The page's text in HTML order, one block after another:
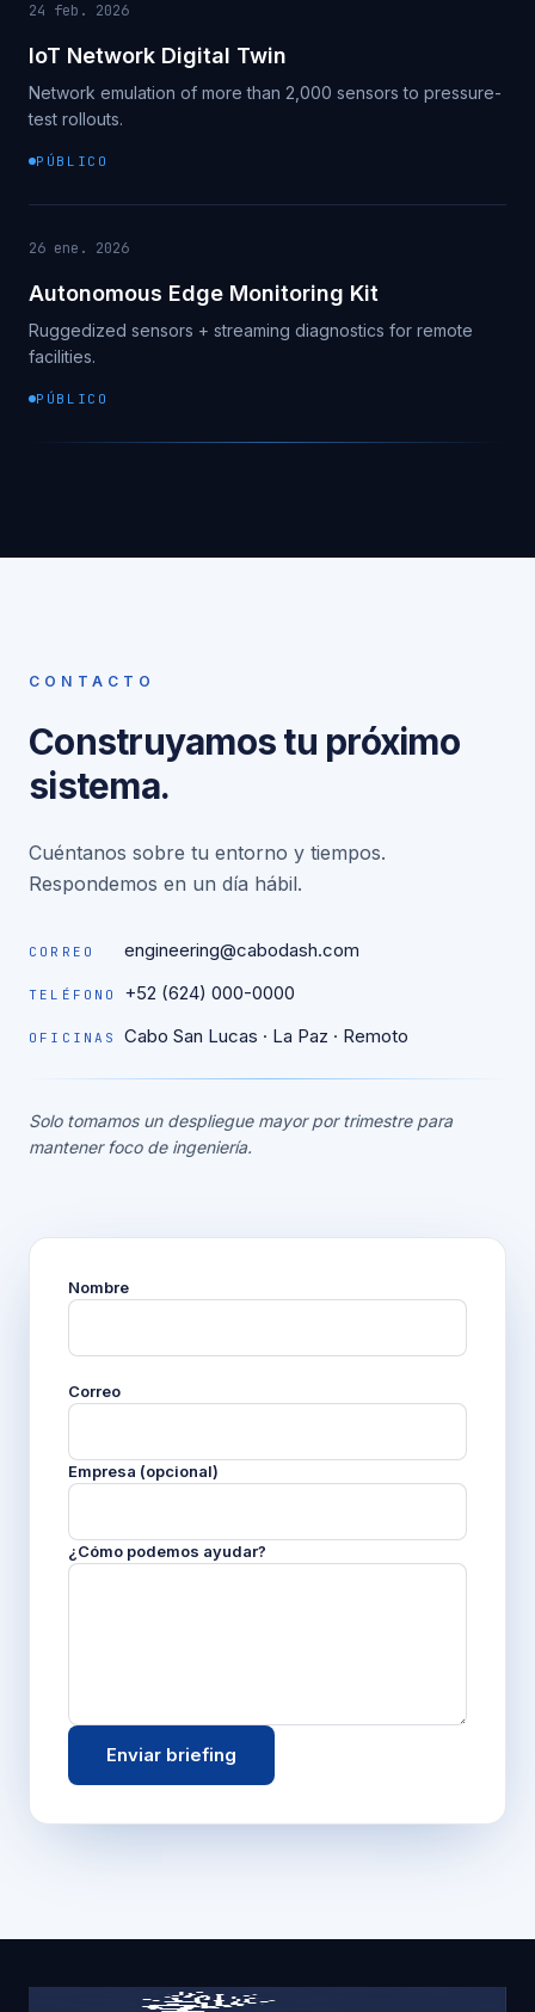
24 feb. 2026
IoT Network Digital Twin
Network emulation of more than 2,000 sensors to pressure-
test rollouts.
PÚBLICO
26 ene. 2026
Autonomous Edge Monitoring Kit
Ruggedized sensors + streaming diagnostics for remote
facilities.
PÚBLICO
CONTACTO
Construyamos tu próximo
sistema.
Cuéntanos sobre tu entorno y tiempos.
Respondemos en un día hábil.
CORREO engineering@cabodash.com
TELÉFONO +52 (624) 000-0000
OFICINAS Cabo San Lucas · La Paz · Remoto
Solo tomamos un despliegue mayor por trimestre para
mantener foco de ingeniería.
Nombre
Correo
Empresa (opcional)
¿Cómo podemos ayudar?
Enviar briefing